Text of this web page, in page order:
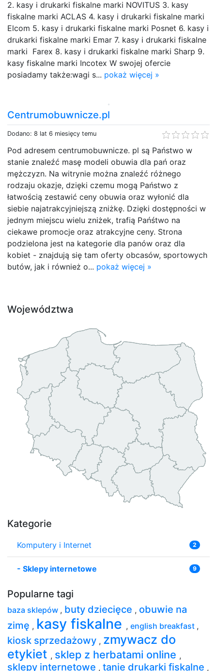
2. kasy i drukarki fiskalne marki NOVITUS 3. kasy
fiskalne marki ACLAS 4. kasy i drukarki fiskalne marki
Elcom 5. kasy i drukarki fiskalne marki Posnet 6. kasy i
drukarki fiskalne marki Emar 7. kasy i drukarki fiskalne
marki Farex 8. kasy i drukarki fiskalne marki Sharp 9.
kasy fiskalne marki Incotex W swojej ofercie
posiadamy także:wagi s... pokaż więcej »
Centrumobuwnicze.pl
Dodano: 8 lat 6 miesięcy temu
Pod adresem centrumobuwnicze. pl są Państwo w
stanie znaleźć masę modeli obuwia dla pań oraz
mężczyzn. Na witrynie można znaleźć różnego
rodzaju okazje, dzięki czemu mogą Państwo z
łatwością zestawić ceny obuwia oraz wyłonić dla
siebie najatrakcyjniejszą zniżkę. Dzięki dostępności w
jednym miejscu wielu zniżek, trafią Pańśtwo na
ciekawe promocje oraz atrakcyjne ceny. Strona
podzielona jest na kategorie dla panów oraz dla
kobiet - znajdują się tam oferty obcasów, sportowych
butów, jak i również o... pokaż więcej »
Województwa
Kategorie
Komputery i Internet 2
- Sklepy internetowe 9
Popularne tagi
baza sklepów , buty dziecięce , obuwie na
zimę , kasy fiskalne , english breakfast ,
kiosk sprzedażowy , zmywacz do
etykiet , sklep z herbatami online ,
sklepy internetowe , tanie drukarki fiskalne ,